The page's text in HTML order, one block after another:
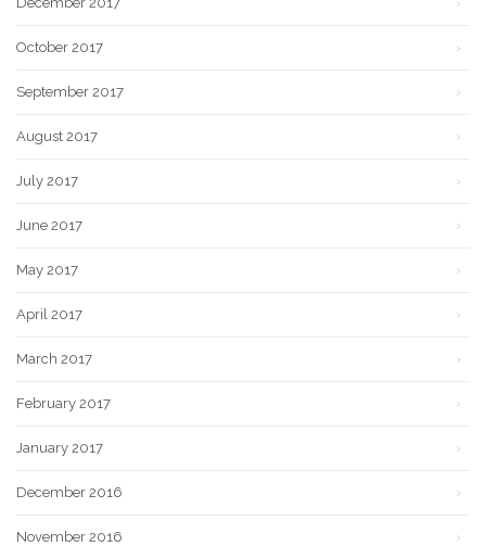
October 2017
September 2017
August 2017
July 2017
June 2017
May 2017
April 2017
March 2017
February 2017
January 2017
December 2016
November 2016